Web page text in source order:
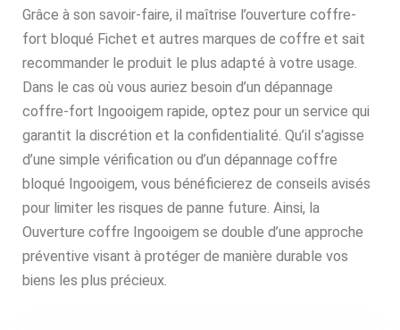
Grâce à son savoir-faire, il maîtrise l’ouverture coffre-
fort bloqué Fichet et autres marques de coffre et sait
recommander le produit le plus adapté à votre usage.
Dans le cas où vous auriez besoin d’un dépannage
coffre-fort Ingooigem rapide, optez pour un service qui
garantit la discrétion et la confidentialité. Qu’il s’agisse
d’une simple vérification ou d’un dépannage coffre
bloqué Ingooigem, vous bénéficierez de conseils avisés
pour limiter les risques de panne future. Ainsi, la
Ouverture coffre Ingooigem se double d’une approche
préventive visant à protéger de manière durable vos
biens les plus précieux.